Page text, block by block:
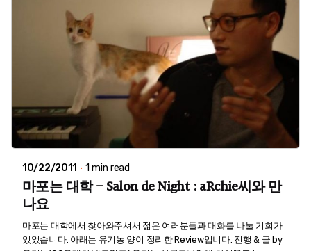
10/22/2011 1 min read
마포는 대학 - Salon de Night : aRchie씨와 만
나요
마포는 대학에서 찾아와주셔서 젊은 여러분들과 대화를 나눌 기회가
있었습니다. 아래는 유기농 양이 정리한 Review입니다. 진행 & 글 by